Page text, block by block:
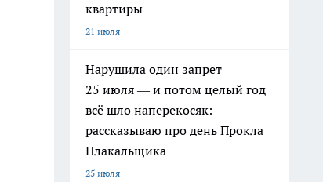
квартиры
21 июля
Нарушила один запрет
25 июля — и потом целый год
всё шло наперекосяк:
рассказываю про день Прокла
Плакальщика
25 июля